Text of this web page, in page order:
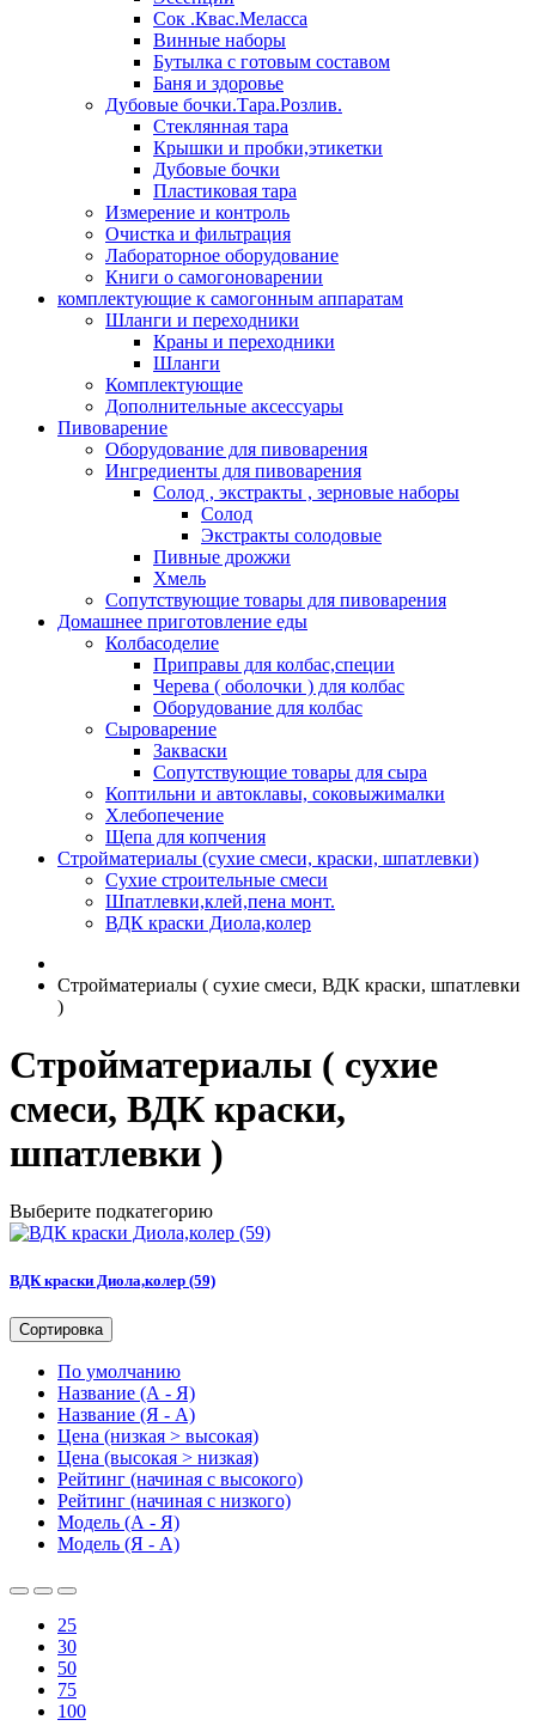
Сок .Квас.Меласса
Винные наборы
Бутылка с готовым составом
Баня и здоровье
Дубовые бочки.Тара.Розлив.
Стеклянная тара
Крышки и пробки,этикетки
Дубовые бочки
Пластиковая тара
Измерение и контроль
Очистка и фильтрация
Лабораторное оборудование
Книги о самогоноварении
комплектующие к самогонным аппаратам
Шланги и переходники
Краны и переходники
Шланги
Комплектующие
Дополнительные аксессуары
Пивоварение
Оборудование для пивоварения
Ингредиенты для пивоварения
Солод , экстракты , зерновые наборы
Солод
Экстракты солодовые
Пивные дрожжи
Хмель
Сопутствующие товары для пивоварения
Домашнее приготовление еды
Колбасоделие
Приправы для колбас,специи
Черева ( оболочки ) для колбас
Оборудование для колбас
Сыроварение
Закваски
Сопутствующие товары для сыра
Коптильни и автоклавы, соковыжималки
Хлебопечение
Щепа для копчения
Стройматериалы (сухие смеси, краски, шпатлевки)
Сухие строительные смеси
Шпатлевки,клей,пена монт.
ВДК краски Диола,колер
Стройматериалы ( сухие смеси, ВДК краски, шпатлевки
)
Стройматериалы ( сухие
смеси, ВДК краски,
шпатлевки )
Выберите подкатегорию
ВДК краски Диола,колер (59)
Сортировка
По умолчанию
Название (А - Я)
Название (Я - А)
Цена (низкая > высокая)
Цена (высокая > низкая)
Рейтинг (начиная с высокого)
Рейтинг (начиная с низкого)
Модель (А - Я)
Модель (Я - А)
25
30
50
75
100